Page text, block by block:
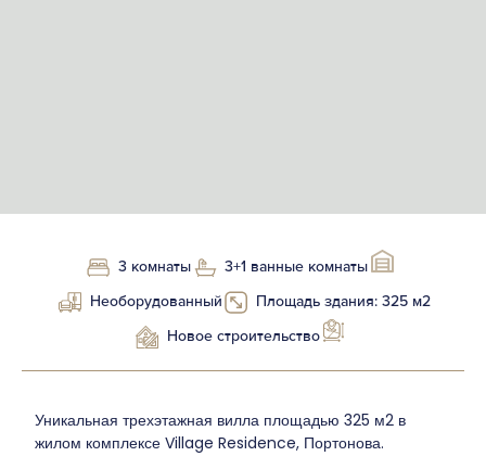
3 комнаты
3+1 ванные комнаты
Необорудованный
Площадь здания: 325 м2
Новое строительство
Уникальная трехэтажная вилла площадью 325 м2 в
жилом комплексе Village Residence, Портонова.